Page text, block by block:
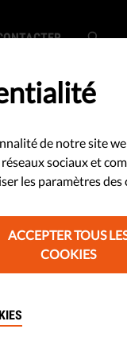
ne
dessus
de notre site
sociaux et
les paramètres des
ACCEPTER TOUS
COOKIES